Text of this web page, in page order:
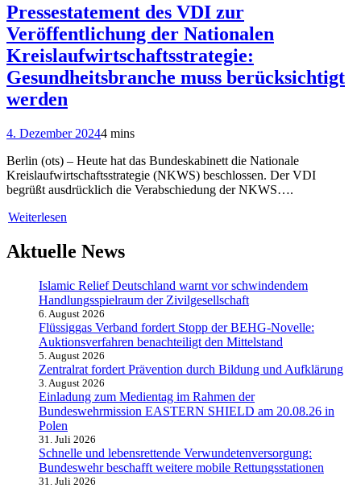
Pressestatement des VDI zur
Veröffentlichung der Nationalen
Kreislaufwirtschaftsstrategie:
Gesundheitsbranche muss berücksichtigt
werden
4. Dezember 20244 mins
Berlin (ots) – Heute hat das Bundeskabinett die Nationale
Kreislaufwirtschaftsstrategie (NKWS) beschlossen. Der VDI
begrüßt ausdrücklich die Verabschiedung der NKWS….
Weiterlesen
Aktuelle News
Islamic Relief Deutschland warnt vor schwindendem
Handlungsspielraum der Zivilgesellschaft
6. August 2026
Flüssiggas Verband fordert Stopp der BEHG-Novelle:
Auktionsverfahren benachteiligt den Mittelstand
5. August 2026
Zentralrat fordert Prävention durch Bildung und Aufklärung
3. August 2026
Einladung zum Medientag im Rahmen der
Bundeswehrmission EASTERN SHIELD am 20.08.26 in
Polen
31. Juli 2026
Schnelle und lebensrettende Verwundetenversorgung:
Bundeswehr beschafft weitere mobile Rettungsstationen
31. Juli 2026